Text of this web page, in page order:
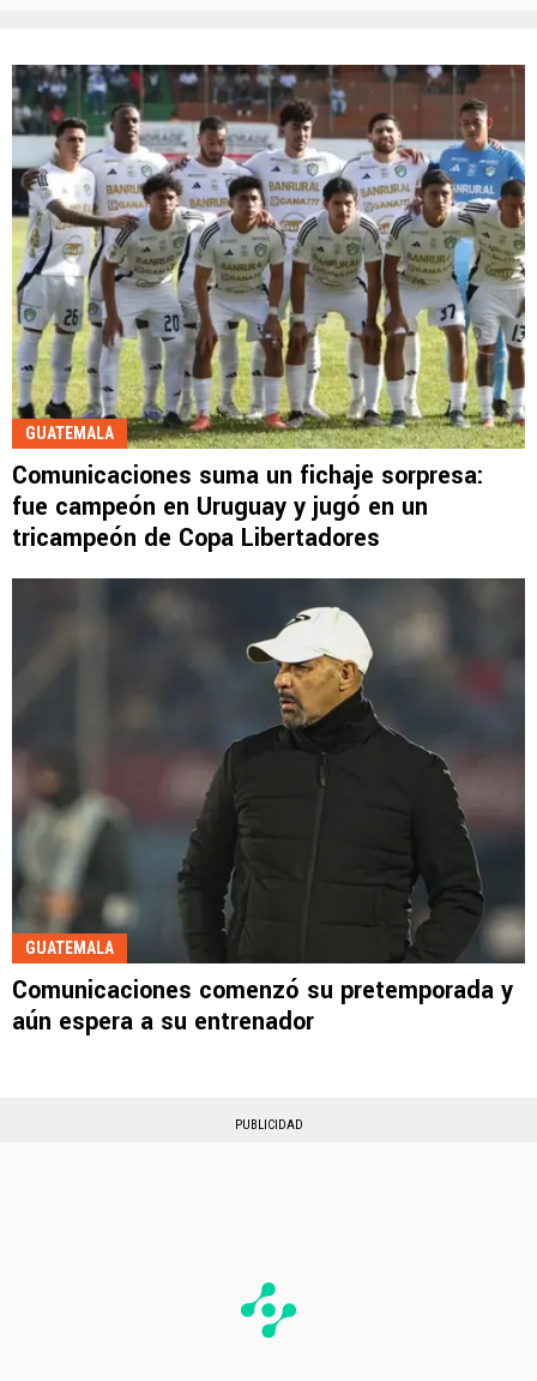
GUATEMALA
Comunicaciones suma un fichaje sorpresa:
fue campeón en Uruguay y jugó en un
tricampeón de Copa Libertadores
GUATEMALA
Comunicaciones comenzó su pretemporada y
aún espera a su entrenador
PUBLICIDAD